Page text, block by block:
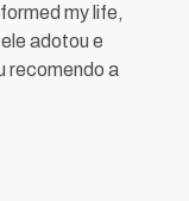
my life,
adotou e
recomendo a